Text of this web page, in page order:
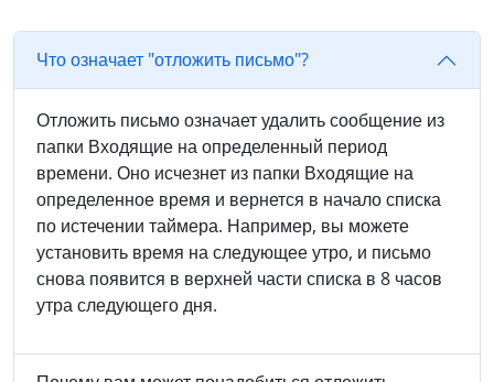
Что означает "отложить письмо"?
Отложить письмо означает удалить сообщение из
папки Входящие на определенный период
времени. Оно исчезнет из папки Входящие на
определенное время и вернется в начало списка
по истечении таймера. Например, вы можете
установить время на следующее утро, и письмо
снова появится в верхней части списка в 8 часов
утра следующего дня.